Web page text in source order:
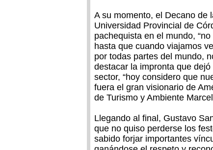
A su momento, el Decano de
Universidad Provincial de
pachequista en el mundo,
hasta que cuando viajamos
por todas partes del mundo,
destacar la impronta que
sector, “hoy considero que
fuera el gran visionario de
de Turismo y Ambiente
Llegando al final, Gustavo
que no quiso perderse los
sabido forjar importantes